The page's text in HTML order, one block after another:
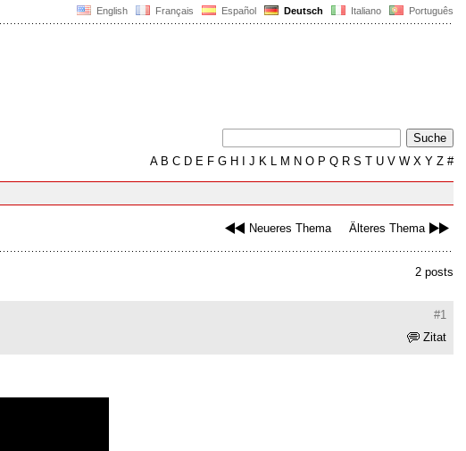
English Français Español Deutsch Italiano Português
AB C D E F G H J K L M N O P Q R S T U V W X Y Z #
Neueres Thema Älteres Thema
2 posts
#1
Zitat